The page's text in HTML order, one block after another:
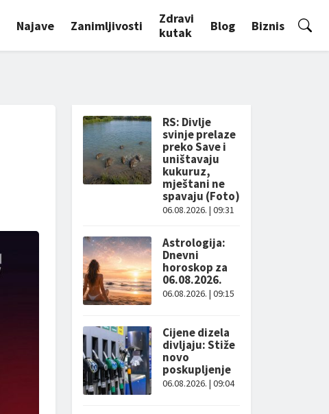
Najave Zanimljivosti
Zdravi
kutak
Blog Biznis
RS: Divlje
svinje prelaze
preko Save i
uništavaju
kukuruz,
mještani ne
spavaju (Foto)
06.08.2026. | 09:31
Astrologija:
Dnevni
horoskop za
06.08.2026.
06.08.2026. | 09:15
Cijene dizela
divljaju: Stiže
novo
poskupljenje
06.08.2026. | 09:04